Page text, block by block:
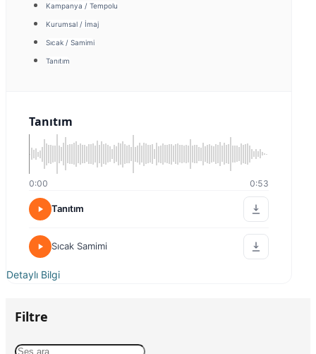
Kampanya / Tempolu
Kurumsal / İmaj
Sıcak / Samimi
Tanıtım
Tanıtım
0:00 0:53
Tanıtım
Sıcak Samimi
Detaylı Bilgi
Filtre